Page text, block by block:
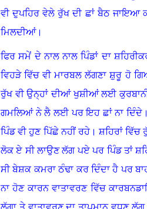
ਵੀ ਦੁਪਹਿਰ ਵੇਲੇ ਰੁੱਖ ਦੀ ਛਾਂ ਬੈਠ ਜਾਇਆ
ਮਿਲਦੀਆਂ।
ਫਿਰ ਸਮੇਂ ਦੇ ਨਾਲ ਨਾਲ ਪਿੰਡਾਂ ਦਾ
ਵਿਹੜੇ ਵਿੱਚ ਵੀ ਮਾਰਬਲ ਲੱਗਣਾ ਸ਼ੁਰੂ ਹੋ
ਰੁੱਖ ਵੀ ਉਨ੍ਹਾਂ ਦੀਆਂ ਖੁਸ਼ੀਆਂ ਲਈ
ਗਮਲਿਆਂ ਨੇ ਲੈ ਲਈ ਪਰ ਇਹ ਛਾਂ ਨਾ ਦਿੰਦੇ ।
ਪਿੰਡ ਵੀ ਹੁਣ ਪਿੱਛੇ ਨਹੀਂ ਰਹੇ।ਸ਼ਹਿਰਾਂ
ਲੋਕ ਏ ਸੀ ਲਾਉਣ ਲੱਗ ਪਏ ਪਰ ਪਿੰਡ ਤਾਂ
ਸੀ ਬੇਸ਼ਕ ਕਮਰਾ ਠੰਢਾ ਕਰ ਦਿੰਦਾ ਹੈ ਪਰ
ਨਾ ਹੋਣ ਕਾਰਨ ਵਾਤਾਵਰਣ ਵਿੱਚ
ਲੱਗਾ ਤੇ ਵਾਤਾਵਰਣ ਦਾ ਤਾਪਮਾਨ ਵਧਣ